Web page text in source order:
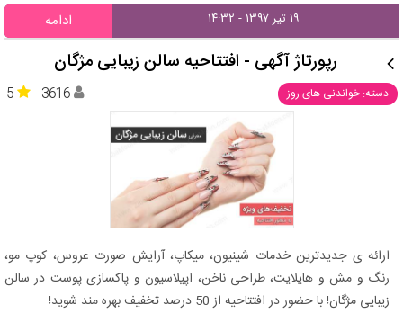
۱۹ تیر ۱۳۹۷ - ۱۴:۳۲ ادامه
رپورتاژ آگهی - افتتاحیه سالن زیبایی مژگان
دسته: خواندنی های روز 5 3616
ارائه ی جدیدترین خدمات شینیون، میکاپ، آرایش صورت عروس، کوپ مو،
رنگ و مش و هایلایت، طراحی ناخن، اپیلاسیون و پاکسازی پوست در سالن
زیبایی مژگان! با حضور در افتتاحیه از 50 درصد تخفیف بهره مند شوید!